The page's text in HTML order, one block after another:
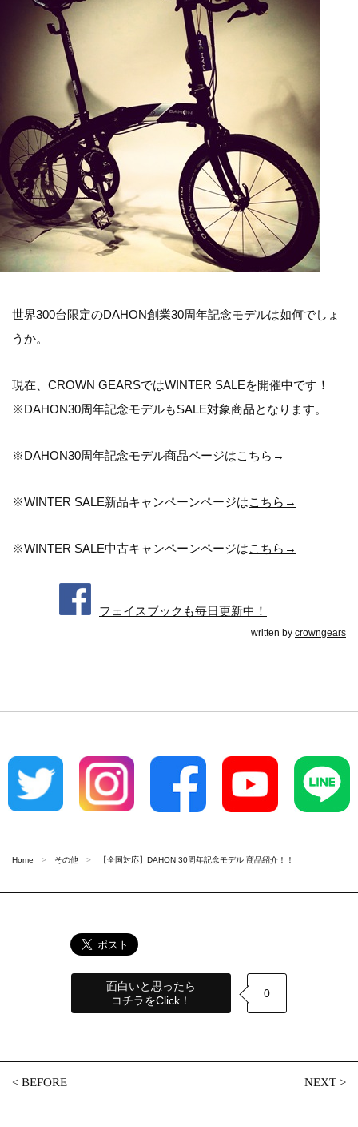
世界300台限定のDAHON創業30周年記念モデルは如何でしょ
うか。
現在、CROWN GEARSではWINTER SALEを開催中です！
※DAHON30周年記念モデルもSALE対象商品となります。
※DAHON30周年記念モデル商品ページはこちら→
※WINTER SALE新品キャンペーンページはこちら→
※WINTER SALE中古キャンペーンページはこちら→
フェイスブックも毎日更新中！
written by crowngears
Home その他 【全国対応】DAHON 30周年記念モデル 商品紹介！！
面白いと思ったら
コチラをClick！
0
<BEFORE NEXT>